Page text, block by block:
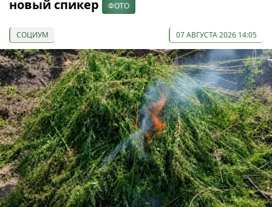
новый спикер ФОТО
СОЦИУМ 07 АВГУСТА 2026 14:05